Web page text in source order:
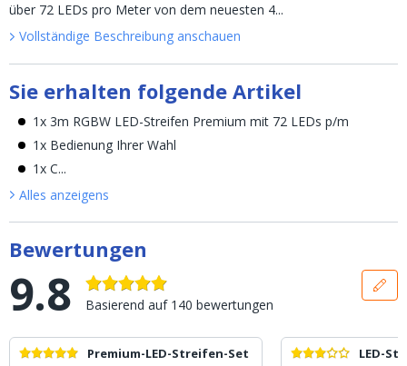
über 72 LEDs pro Meter von dem neuesten 4...
Vollständige Beschreibung anschauen
Sie erhalten folgende Artikel
1x 3m RGBW LED-Streifen Premium mit 72 LEDs p/m
1x Bedienung Ihrer Wahl
1x C...
Alles anzeigens
Bewertungen
9.8 Basierend auf 140 bewertungen
Premium-LED-Streifen-Set
LED-